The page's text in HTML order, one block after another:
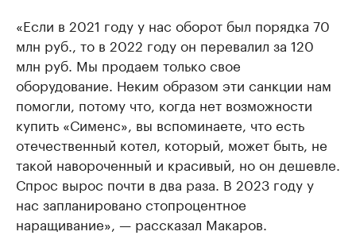
«Если в 2021 году у нас оборот был порядка 70
млн руб., то в 2022 году он перевалил за 120
млн руб. Мы продаем только свое
оборудование. Неким образом эти санкции нам
помогли, потому что, когда нет возможности
купить «Сименс», вы вспоминаете, что есть
отечественный котел, который, может быть, не
такой навороченный и красивый, но он дешевле.
Спрос вырос почти в два раза. В 2023 году у
нас запланировано стопроцентное
наращивание», — рассказал Макаров.